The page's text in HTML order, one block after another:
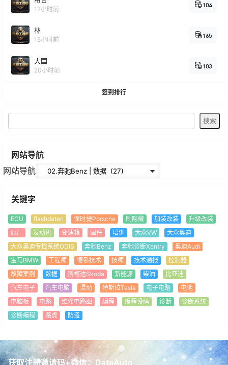
12小时前
104
林
15小时前
165
大国
20小时前
103
签到排行
网站导航
网站导航
关键字
ECU flashdaten 保时捷Porsche 刷隐藏 加装改装
升级改装
原厂
发动机 变速箱 固件 培训 大众VW
大众奥迪
大众奥迪专检系统ODIS
奔驰Benz 奔驰诊断Xentry
奥迪Audi
宝马BMW
工程师 德系技术 技师 技术通报
控制器
故障案例
数据 斯柯达Skoda 新能源 柴油
比亚迪
汽车电子
汽车电脑 混动 特斯拉Tesla 电子电路
电池
电脑板
电路 维修电路图 编程 编程设码 诊断
诊断系统
诊断编程
路虎 防盗
获取注册邀请码+微信：DataAuto